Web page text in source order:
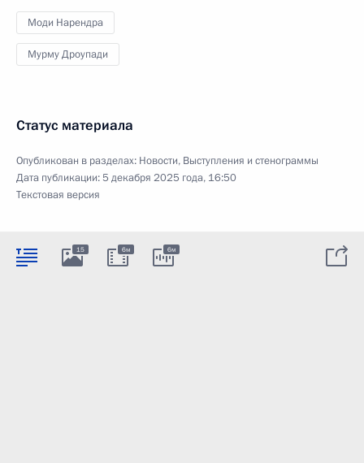
Моди Нарендра
Мурму Дроупади
Статус материала
Опубликован в разделах: Новости, Выступления и стенограммы
Дата публикации:5 декабря 2025 года, 16:50
Текстовая версия
15 6м 6м